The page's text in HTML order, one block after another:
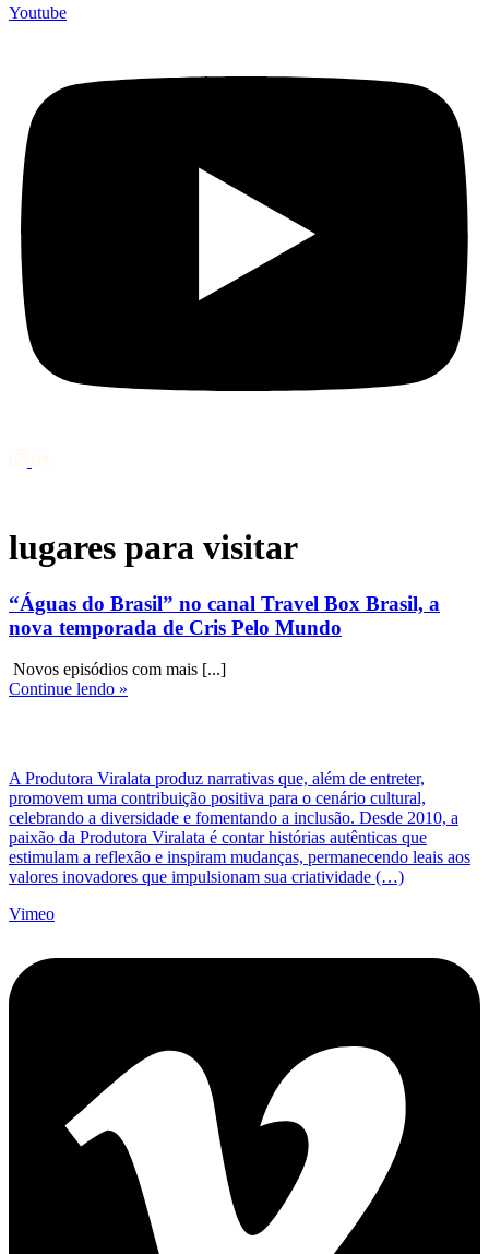
Youtube
lugares para visitar
“Águas do Brasil” no canal Travel Box Brasil, a
nova temporada de Cris Pelo Mundo
Novos episódios com mais [...]
Continue lendo »
A Produtora Viralata produz narrativas que, além de entreter,
promovem uma contribuição positiva para o cenário cultural,
celebrando a diversidade e fomentando a inclusão. Desde 2010, a
paixão da Produtora Viralata é contar histórias autênticas que
estimulam a reflexão e inspiram mudanças, permanecendo leais aos
valores inovadores que impulsionam sua criatividade (…)
Vimeo